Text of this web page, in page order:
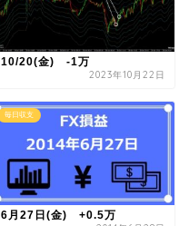
10/20(金) -1万
2023年10月22日
毎日収支
6月27日(金) +0.5万